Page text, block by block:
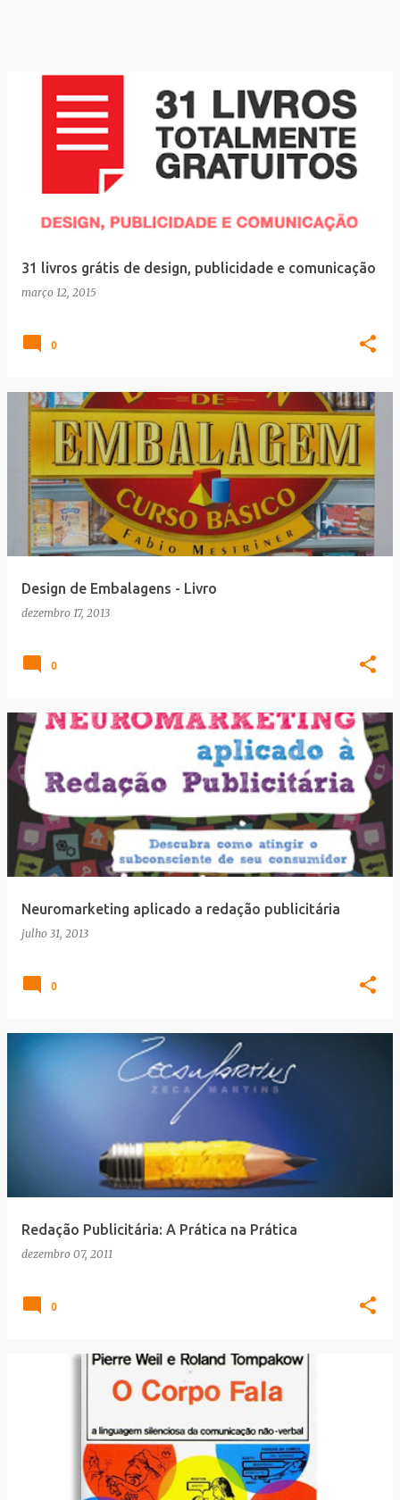
31 livros grátis de design, publicidade e comunicação
março 12, 2015
0
Design de Embalagens - Livro
dezembro 17, 2013
0
Neuromarketing aplicado a redação publicitária
julho 31, 2013
0
Redação Publicitária: A Prática na Prática
dezembro 07, 2011
0